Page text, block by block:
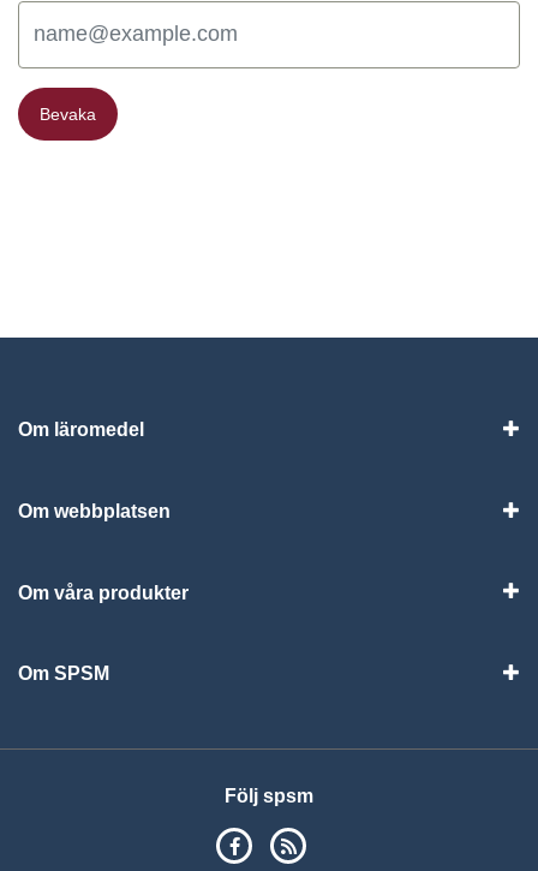
Bevaka
Bevaka
Om läromedel
Om webbplatsen
Om våra produkter
Om SPSM
Följ spsm
SPSM på Facebook